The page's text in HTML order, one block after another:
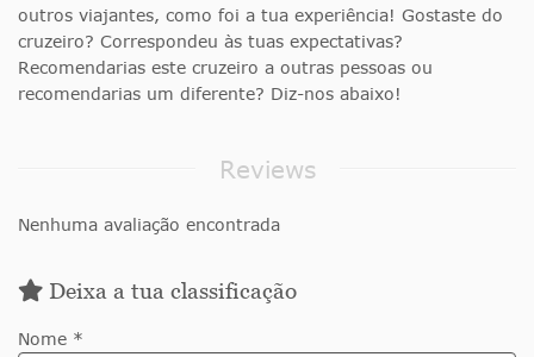
outros viajantes, como foi a tua experiência! Gostaste do
cruzeiro? Correspondeu às tuas expectativas?
Recomendarias este cruzeiro a outras pessoas ou
recomendarias um diferente? Diz-nos abaixo!
Reviews
Nenhuma avaliação encontrada
Deixa a tua classificação
Nome *